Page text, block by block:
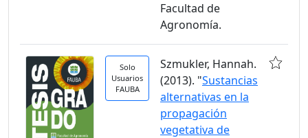
Facultad de
Agronomía.
Solo
Usuarios
FAUBA
Szmukler, Hannah.
(2013). "Sustancias
alternativas en la
propagación
vegetativa de